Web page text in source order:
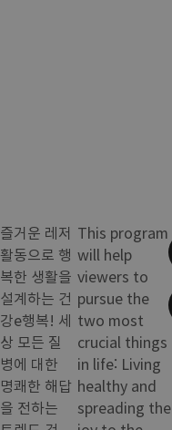
즐거운 레저
활동으로 행
복한 생활을
설계하는 건
강e행복! 세
상 모든 질
병에 대한
명쾌한 해답
을 전하는
This program
will help
viewers to
pursue the
two most
crucial things
in life: Living
healthy and
spreading the